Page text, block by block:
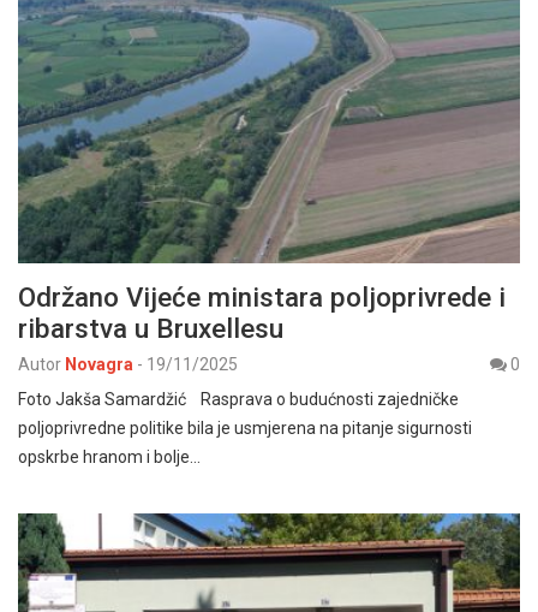
Održano Vijeće ministara poljoprivrede i
ribarstva u Bruxellesu
Autor Novagra - 19/11/2025
0
Foto Jakša Samardžić Rasprava o budućnosti zajedničke
poljoprivredne politike bila je usmjerena na pitanje sigurnosti
opskrbe hranom i bolje…